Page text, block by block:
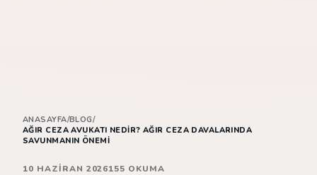
ANASAYFA/BLOG/
AĞIR CEZA AVUKATI NEDIR? AĞIR CEZA DAVALARINDA
SAVUNMANIN ÖNEMI
10 HAZIRAN 2026155 OKUMA